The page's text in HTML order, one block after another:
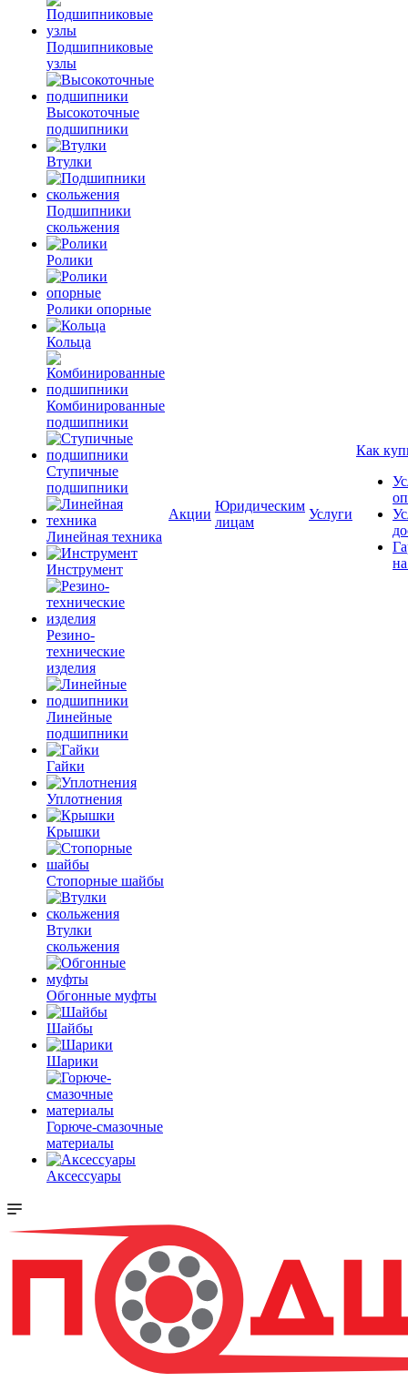
Подшипниковые
узлы
Высокоточные
подшипники
Втулки
Подшипники
скольжения
Ролики
Ролики опорные
Кольца
Комбинированные
подшипники
Ступичные
подшипники
Линейная техника
Инструмент
Резино-
технические
изделия
Линейные
подшипники
Гайки
Уплотнения
Крышки
Стопорные шайбы
Втулки
скольжения
Обгонные муфты
Шайбы
Шарики
Горюче-смазочные
материалы
Аксессуары
Акции
Юридическим
лицам
Услуги
Как